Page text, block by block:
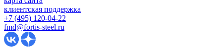
клиентская поддержка
+7 (495) 120-04-22
fmd@fortis-steel.ru